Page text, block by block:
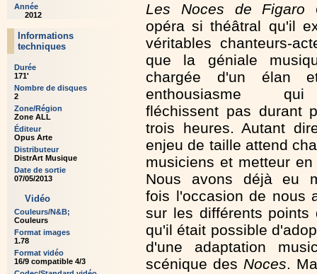
Année
2012
Informations
techniques
Durée
171'
Nombre de disques
2
Zone/Région
Zone ALL
Éditeur
Opus Arte
Distributeur
DistrArt Musique
Date de sortie
07/05/2013
Vidéo
Couleurs/N&B;
Couleurs
Format images
1.78
Format vidéo
16/9 compatible 4/3
Les Noces de Figaro
opéra si théâtral qu'il
véritables chanteurs-
que la géniale
chargée d'un élan
enthousiasme
fléchissent pas durant
trois heures. Autant
enjeu de taille attend
musiciens et metteur en
Nous avons déjà eu
fois l'occasion de nous
sur les différents points
qu'il était possible
d'une adaptation
scénique des Noces.